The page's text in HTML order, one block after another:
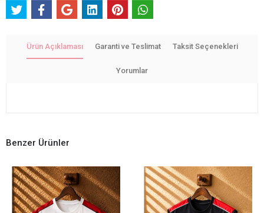
Ürün Açıklaması Garanti ve Teslimat Taksit Seçenekleri
Yorumlar
Benzer Ürünler